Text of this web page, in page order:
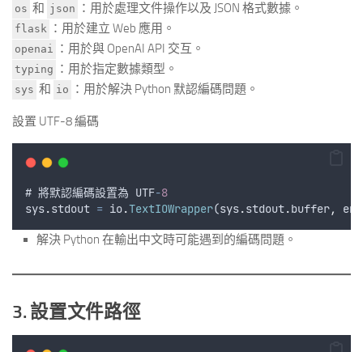
os 和 json ：用於處理文件操作以及 JSON 格式數據。
flask ：用於建立 Web 應用。
openai ：用於與 OpenAI API 交互。
typing ：用於指定數據類型。
sys 和 io ：用於解決 Python 默認編碼問題。
設置 UTF-8 編碼
# 將默認編碼設置為 UTF-8
sys.stdout = io.TextIOWrapper(sys.stdout.buffer,
解決 Python 在輸出中文時可能遇到的編碼問題。
3. 設置文件路徑